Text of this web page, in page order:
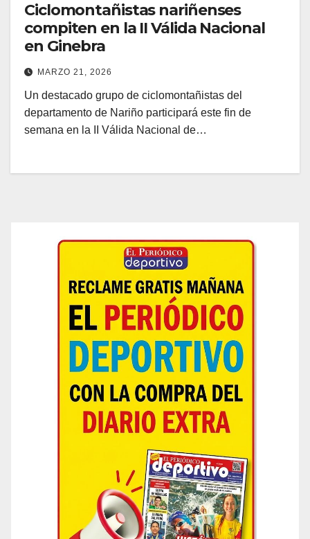
Ciclomontañistas nariñenses
compiten en la II Válida Nacional
en Ginebra
MARZO 21, 2026
Un destacado grupo de ciclomontañistas del
departamento de Nariño participará este fin de
semana en la II Válida Nacional de…